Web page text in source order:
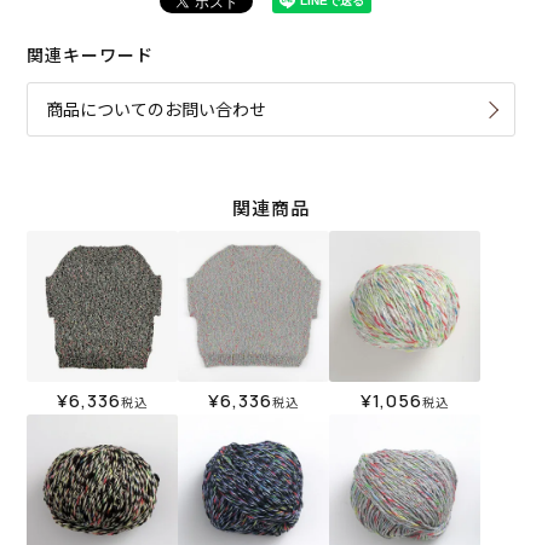
関連キーワード
商品についてのお問い合わせ
関連商品
¥6,336税込 ¥6,336税込 ¥1,056税込